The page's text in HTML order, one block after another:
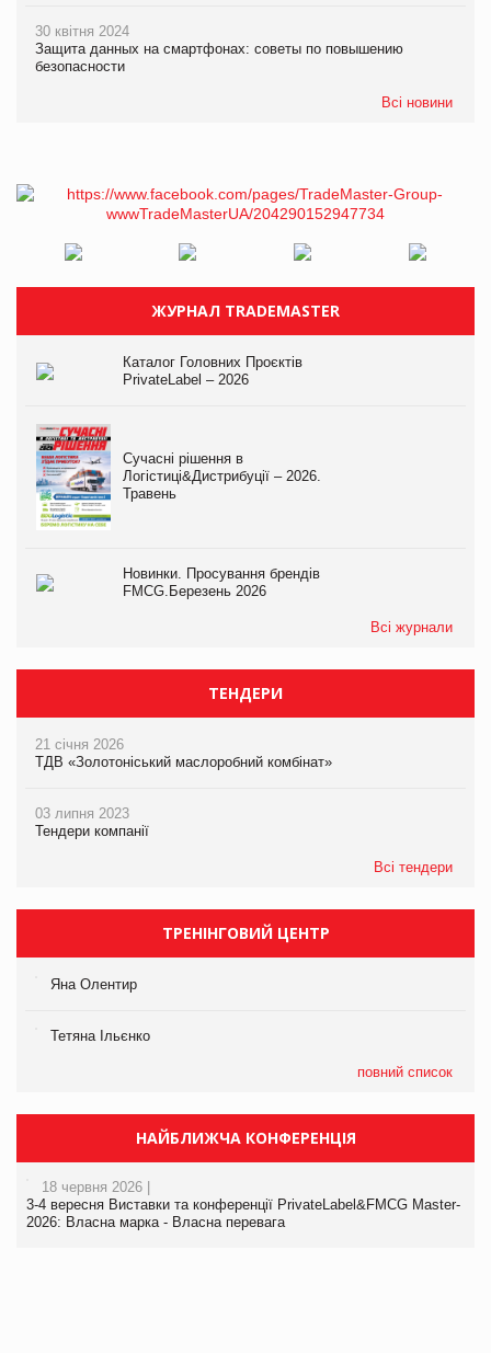
30 квітня 2024
Защита данных на смартфонах: советы по повышению
безопасности
Всі новини
ЖУРНАЛ TRADEMASTER
Каталог Головних Проєктів
PrivateLabel – 2026
Сучасні рішення в
Логістиці&Дистрибуції – 2026.
Травень
Новинки. Просування брендів
FMCG.Березень 2026
Всі журнали
ТЕНДЕРИ
21 січня 2026
ТДВ «Золотоніський маслоробний комбінат»
03 липня 2023
Тендери компанії
Всі тендери
ТРЕНІНГОВИЙ ЦЕНТР
Яна Олентир
Тетяна Ільєнко
повний список
НАЙБЛИЖЧА КОНФЕРЕНЦІЯ
18 червня 2026 |
3-4 вересня Виставки та конференції PrivateLabel&FMCG Master-
2026: Власна марка - Власна перевага